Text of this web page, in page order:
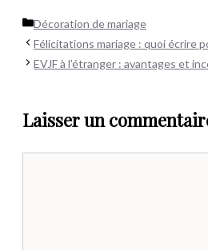
Catégories
Décoration de mariage
Félicitations mariage : quoi écrire
EVJF à l’étranger : avantages et
Laisser un